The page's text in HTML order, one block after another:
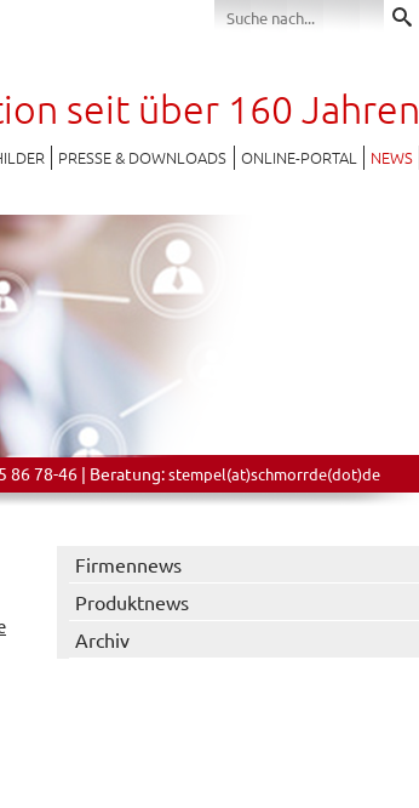
seit über 160 Jahren
PRESSE & DOWNLOADS ONLINE-PORTAL NEWS
86 78-46 | Beratung:stempel(at)schmorrde(dot)de
Firmennews
Produktnews
Archiv